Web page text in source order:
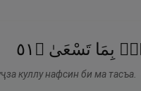
بِمَا تَسْعَىٰ ۝ ١٥
куллу нафсин би ма тасъа.